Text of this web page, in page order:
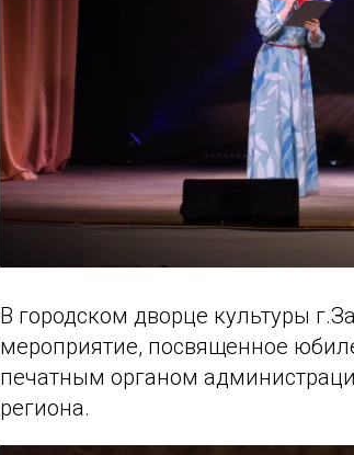
В городском дворце культуры
мероприятие, посвященное
печатным органом
региона.